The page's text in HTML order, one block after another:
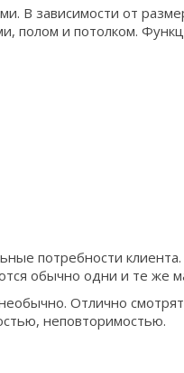
В зависимости от
и потолком.
потребности
обычно одни и те же
Отлично
неповторимостью.